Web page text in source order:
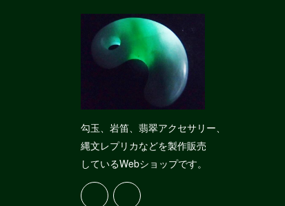
勾玉、岩笛、翡翠アクセサリー、
縄文レプリカなどを製作販売
しているWebショップです。